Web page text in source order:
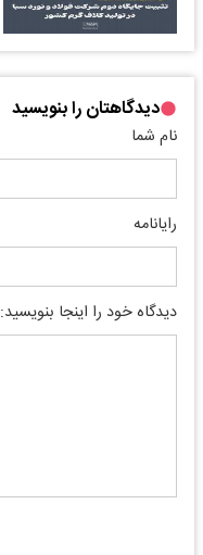
دیدگاهتان را بنویسید
نام شما
رایانامه
دیدگاه خود را اینجا بنویسید: